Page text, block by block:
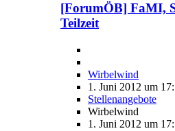
[ForumÖB] FaMI,
Teilzeit
Wirbelwind
1. Juni 2012 um
Stellenangebote
Wirbelwind
1. Juni 2012 um